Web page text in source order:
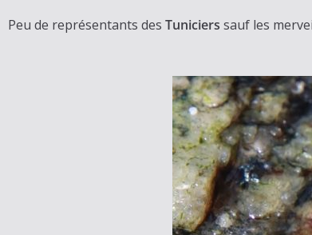
Peu de représentants des Tuniciers sauf les